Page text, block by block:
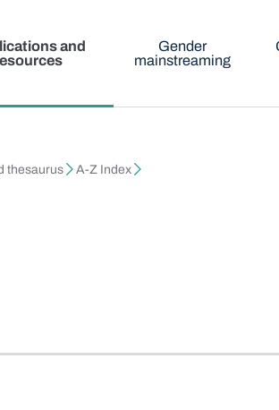
and
Gender
mainstreaming
thesaurus A-Z Index